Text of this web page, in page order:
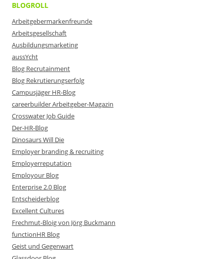
BLOGROLL
Arbeitgebermarkenfreunde
Arbeitsgesellschaft
Ausbildungsmarketing
aussYcht
Blog Recrutainment
Blog Rekrutierungserfolg
Campusjäger HR-Blog
careerbuilder Arbeitgeber-Magazin
Crosswater Job Guide
Der-HR-Blog
Dinosaurs Will Die
Employer branding & recruiting
Employerreputation
Employour Blog
Enterprise 2.0 Blog
Entscheiderblog
Excellent Cultures
Frechmut-Bloig von Jörg Buckmann
functionHR Blog
Geist und Gegenwart